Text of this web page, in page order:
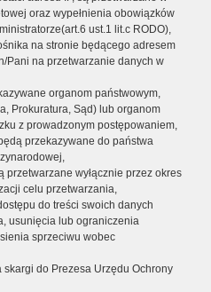
oraz wypełnienia obowiązków
ust.1 lit.c RODO),
na stronie będącego adresem
Pani na przetwarzanie danych w
organom państwowym,
Prokuratura, Sąd) lub organom
z prowadzonym postępowaniem,
przekazywane do państwa
wyłącznie przez okres
celu przetwarzania,
do treści swoich danych
usunięcia lub ograniczenia
sprzeciwu wobec
do Prezesa Urzędu Ochrony